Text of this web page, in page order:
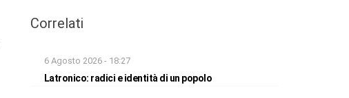
Correlati
6 Agosto 2026 - 18:27
Latronico: radici e identità di un popolo